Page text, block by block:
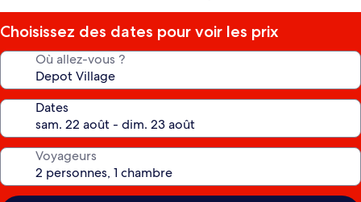
Choisissez des dates pour voir les prix
Où allez-vous ?
Dates
Voyageurs